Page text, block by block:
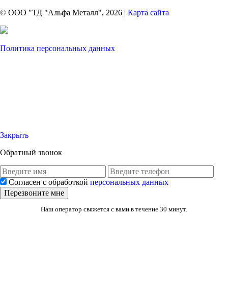
© ООО "ТД "Альфа Металл", 2026 | Карта сайта
Политика персональных данных
Закрыть
Обратный звонок
Согласен с обработкой персональных данных
Перезвоните мне
Наш оператор свяжется с вами в течение 30 минут.